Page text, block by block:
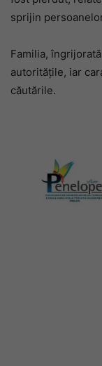
sprijin
Familia,
autoritățile, iar
căutările.